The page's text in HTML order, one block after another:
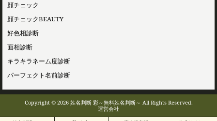
顔チェック
顔チェックBEAUTY
好色相診断
面相診断
キラキラネーム度診断
パーフェクト名前診断
Copyright © 2026 姓名判断 彩～無料姓名判断～ All Rights Reserved.
運営会社